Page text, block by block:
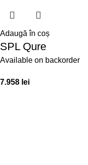
Adaugă în coș
SPL Qure
Available on backorder
7.958 lei